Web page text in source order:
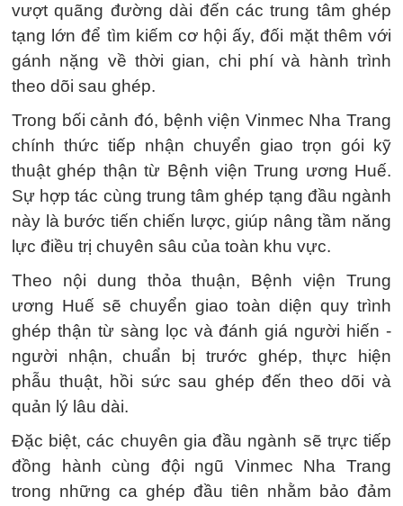
vượt quãng đường dài đến các trung tâm ghép
tạng lớn để tìm kiếm cơ hội ấy, đối mặt thêm với
gánh nặng về thời gian, chi phí và hành trình
theo dõi sau ghép.
Trong bối cảnh đó, bệnh viện Vinmec Nha Trang
chính thức tiếp nhận chuyển giao trọn gói kỹ
thuật ghép thận từ Bệnh viện Trung ương Huế.
Sự hợp tác cùng trung tâm ghép tạng đầu ngành
này là bước tiến chiến lược, giúp nâng tầm năng
lực điều trị chuyên sâu của toàn khu vực.
Theo nội dung thỏa thuận, Bệnh viện Trung
ương Huế sẽ chuyển giao toàn diện quy trình
ghép thận từ sàng lọc và đánh giá người hiến -
người nhận, chuẩn bị trước ghép, thực hiện
phẫu thuật, hồi sức sau ghép đến theo dõi và
quản lý lâu dài.
Đặc biệt, các chuyên gia đầu ngành sẽ trực tiếp
đồng hành cùng đội ngũ Vinmec Nha Trang
trong những ca ghép đầu tiên nhằm bảo đảm